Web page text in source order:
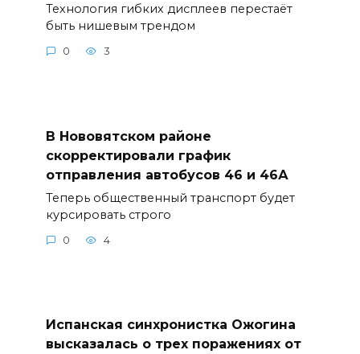
Технология гибких дисплеев перестаёт
быть нишевым трендом
0 3
В Нововятском районе
скорректировали график
отправления автобусов 46 и 46А
Теперь общественный транспорт будет
курсировать строго
0 4
Испанская синхронистка Ожогина
высказалась о трех поражениях от